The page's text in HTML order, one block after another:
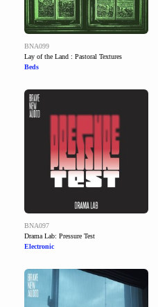
BNA099
Lay of the Land : Pastoral Textures
Beds
BNA097
Drama Lab: Pressure Test
Electronic